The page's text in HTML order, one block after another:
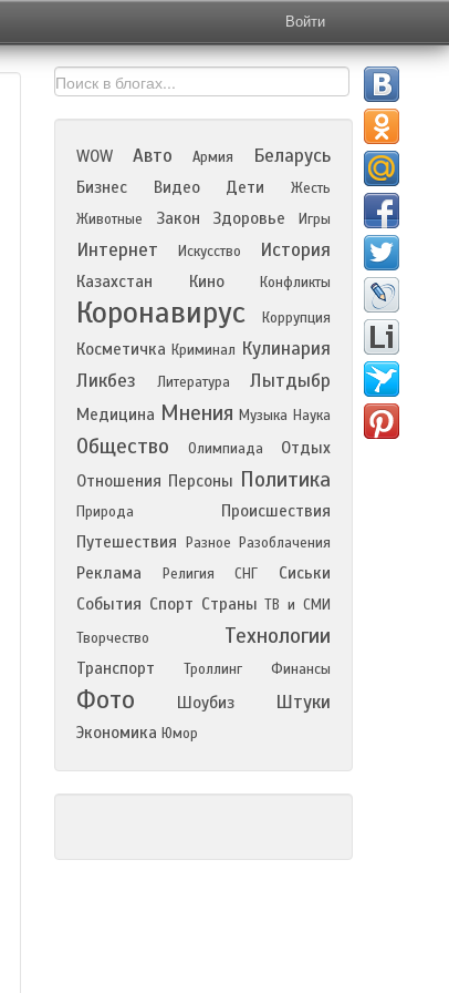
Войти
WOW Авто Армия Беларусь
Бизнес Видео Дети
Жесть
Животные
Закон Здоровье Игры
Интернет Искусство История
Казахстан Кино Конфликты
Коронавирус Коррупция
Косметичка Криминал Кулинария
Ликбез
Литература Лытдыбр
Медицина Мнения Музыка Наука
Общество Олимпиада
Отдых
Отношения Персоны Политика
Природа
Происшествия
Путешествия
Разное Разоблачения
Реклама Религия СНГ
Сиськи
События Спорт Страны ТВ и СМИ
Творчество
Технологии
Транспорт Троллинг Финансы
Фото Шоубиз Штуки
Экономика Юмор